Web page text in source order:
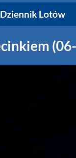
Dziennik Lotów